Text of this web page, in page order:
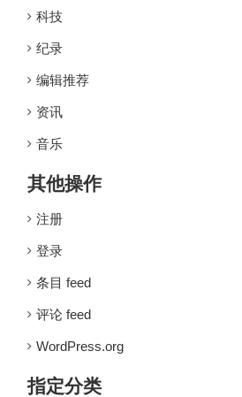
科技
纪录
编辑推荐
资讯
音乐
其他操作
注册
登录
条目 feed
评论 feed
WordPress.org
指定分类